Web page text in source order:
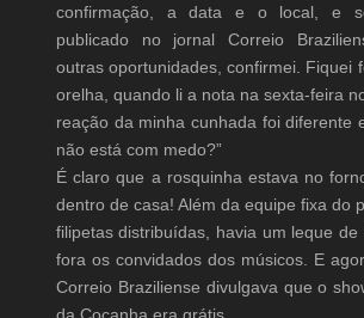
confirmação, a data e o local, e
publicado no jornal Correio
outras oportunidades, confirmei. Fiquei
orelha, quando li a nota na sexta-feira
reação da minha cunhada foi diferente
não está com medo?”
É claro que a rosquinha estava no
dentro de casa! Além da equipe fixa do
filipetas distribuídas, havia um leque de
fora os convidados dos músicos. E
Correio Braziliense divulgava que o